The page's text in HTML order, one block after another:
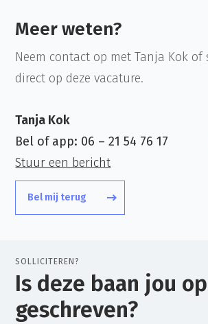
Meer weten?
Neem contact op met Tanja Kok
direct op deze vacature.
Tanja Kok
Bel of app: 06 – 21 54 76 17
Stuur een bericht
Bel mij terug
SOLLICITEREN?
Is deze baan jou
geschreven?